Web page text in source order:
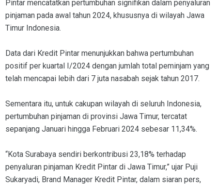
Pintar mencatatkan pertumbuhan signifikan dalam penyaluran
pinjaman pada awal tahun 2024, khususnya di wilayah Jawa
Timur Indonesia.
Data dari Kredit Pintar menunjukkan bahwa pertumbuhan
positif per kuartal I/2024 dengan jumlah total peminjam yang
telah mencapai lebih dari 7 juta nasabah sejak tahun 2017.
Sementara itu, untuk cakupan wilayah di seluruh Indonesia,
pertumbuhan pinjaman di provinsi Jawa Timur, tercatat
sepanjang Januari hingga Februari 2024 sebesar 11,34%.
“Kota Surabaya sendiri berkontribusi 23,18% terhadap
penyaluran pinjaman Kredit Pintar di Jawa Timur,” ujar Puji
Sukaryadi, Brand Manager Kredit Pintar, dalam siaran pers,